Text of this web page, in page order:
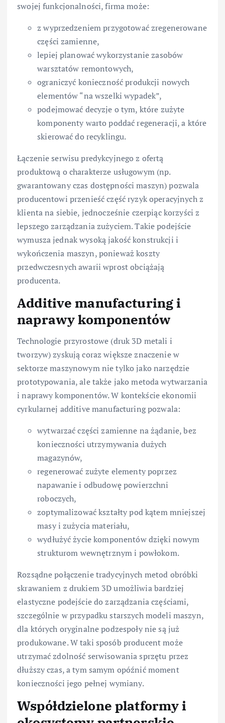
swojej funkcjonalności, firma może:
z wyprzedzeniem przygotować zregenerowane
części zamienne,
lepiej planować wykorzystanie zasobów
warsztatów remontowych,
ograniczyć konieczność produkcji nowych
elementów “na wszelki wypadek”,
podejmować decyzje o tym, które zużyte
komponenty warto poddać regeneracji, a które
skierować do recyklingu.
Łączenie serwisu predykcyjnego z ofertą
produktową o charakterze usługowym (np.
gwarantowany czas dostępności maszyn) pozwala
producentowi przenieść część ryzyk operacyjnych z
klienta na siebie, jednocześnie czerpiąc korzyści z
lepszego zarządzania zużyciem. Takie podejście
wymusza jednak wysoką jakość konstrukcji i
wykończenia maszyn, ponieważ koszty
przedwczesnych awarii wprost obciążają
producenta.
Additive manufacturing i
naprawy komponentów
Technologie przyrostowe (druk 3D metali i
tworzyw) zyskują coraz większe znaczenie w
sektorze maszynowym nie tylko jako narzędzie
prototypowania, ale także jako metoda wytwarzania
i naprawy komponentów. W kontekście ekonomii
cyrkularnej additive manufacturing pozwala:
wytwarzać części zamienne na żądanie, bez
konieczności utrzymywania dużych
magazynów,
regenerować zużyte elementy poprzez
napawanie i odbudowę powierzchni
roboczych,
zoptymalizować kształty pod kątem mniejszej
masy i zużycia materiału,
wydłużyć życie komponentów dzięki nowym
strukturom wewnętrznym i powłokom.
Rozsądne połączenie tradycyjnych metod obróbki
skrawaniem z drukiem 3D umożliwia bardziej
elastyczne podejście do zarządzania częściami,
szczególnie w przypadku starszych modeli maszyn,
dla których oryginalne podzespoły nie są już
produkowane. W taki sposób producent może
utrzymać zdolność serwisowania sprzętu przez
dłuższy czas, a tym samym opóźnić moment
konieczności jego pełnej wymiany.
Współdzielone platformy i